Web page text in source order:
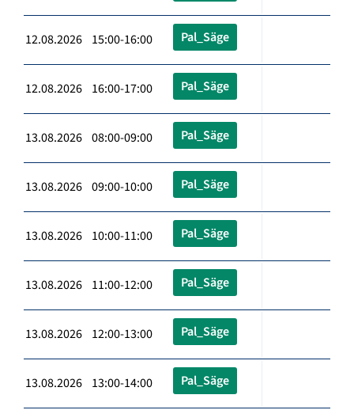
12.08.2026 15:00-16:00 Pal_Säge
12.08.2026 16:00-17:00 Pal_Säge
13.08.2026 08:00-09:00 Pal_Säge
13.08.2026 09:00-10:00 Pal_Säge
13.08.2026 10:00-11:00 Pal_Säge
13.08.2026 11:00-12:00 Pal_Säge
13.08.2026 12:00-13:00 Pal_Säge
13.08.2026 13:00-14:00 Pal_Säge